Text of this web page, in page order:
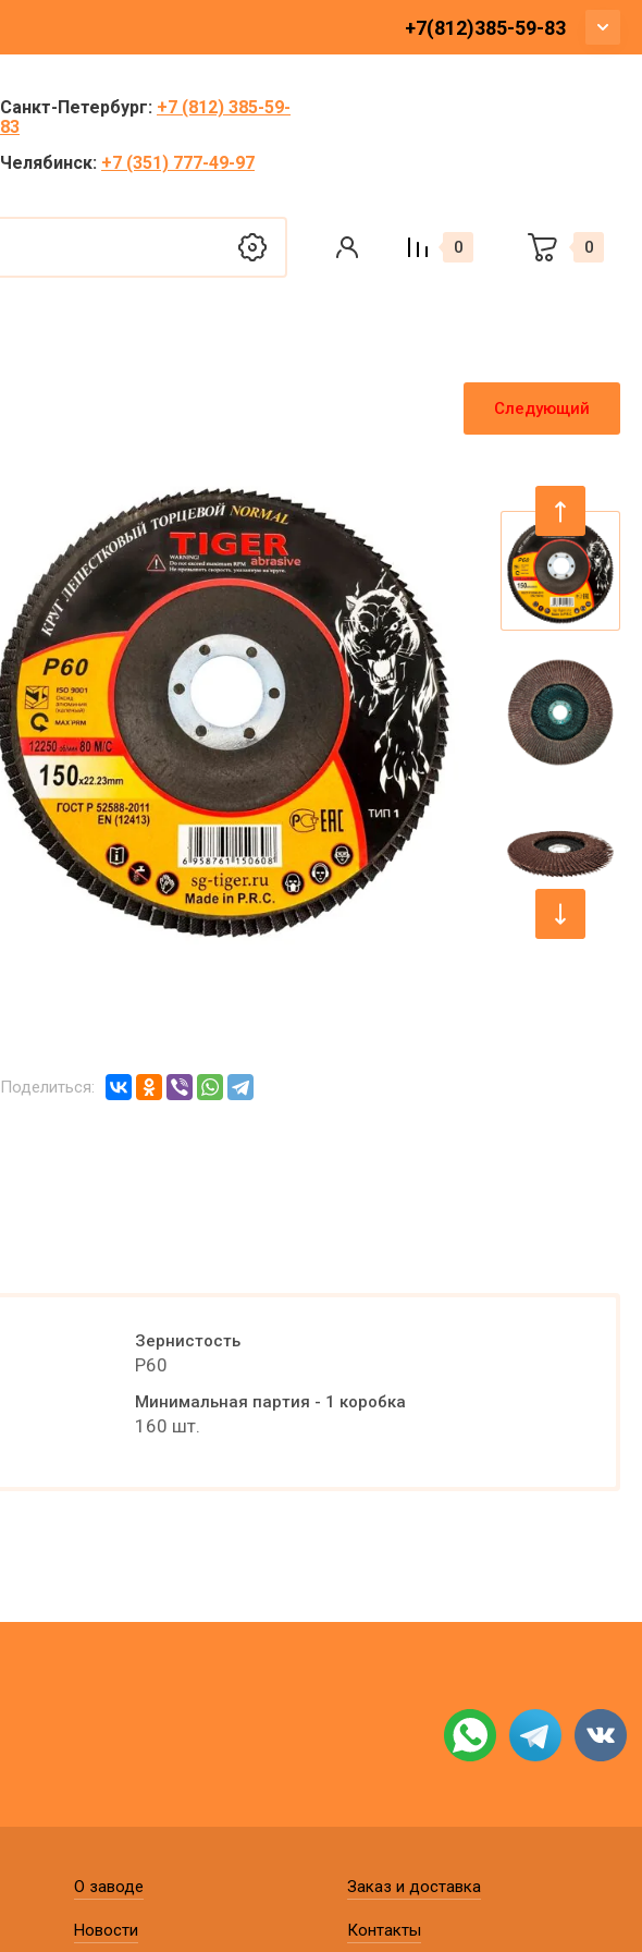
+7(812)385-59-83
Санкт-Петербург: +7 (812) 385-59-
83
Челябинск: +7 (351) 777-49-97
0 0
Следующий
Поделиться:
Зернистость
P60
Минимальная партия - 1 коробка
160 шт.
О заводе Заказ и доставка
Новости Контакты